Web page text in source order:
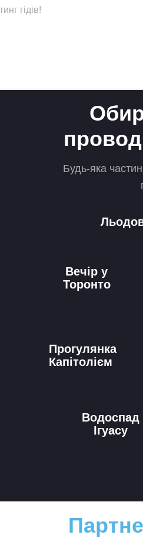
гідів!
Будь-яка
Вечір у
Торонто
Прогулянка
Капітолієм
Водоспад
Ігуасу